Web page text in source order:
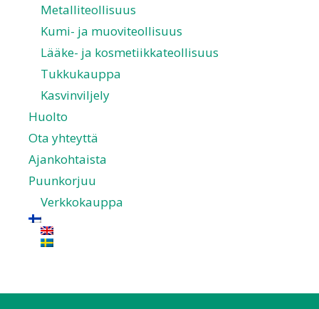
Metalliteollisuus
Kumi- ja muoviteollisuus
Lääke- ja kosmetiikkateollisuus
Tukkukauppa
Kasvinviljely
Huolto
Ota yhteyttä
Ajankohtaista
Puunkorjuu
Verkkokauppa